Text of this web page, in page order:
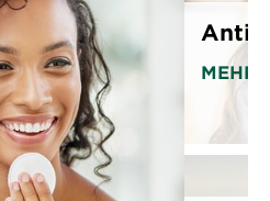
Anti-
MEHR